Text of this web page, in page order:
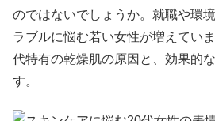
のではないでしょうか。就職や環
ラブルに悩む若い女性が増えてい
代特有の乾燥肌の原因と、効果的
す。